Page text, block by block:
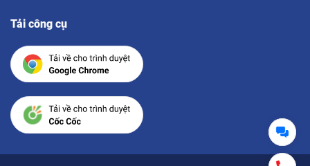
Tải công cụ